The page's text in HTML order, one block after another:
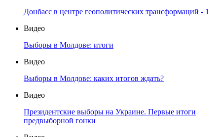
Донбасс в центре геополитических трансформаций - 1
Видео
Выборы в Молдове: итоги
Видео
Выборы в Молдове: каких итогов ждать?
Видео
Президентские выборы на Украине. Первые итоги
предвыборной гонки